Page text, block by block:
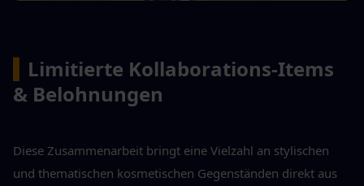
Limitierte Kollaborations-Items
& Belohnungen
Diese Zusammenarbeit bringt eine Vielzahl an stylischen
und thematischen kosmetischen Gegenständen direkt aus